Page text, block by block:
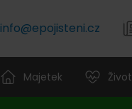
info@epojisteni.cz
Majetek Život